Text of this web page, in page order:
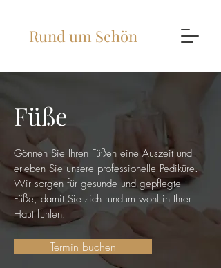
Rund um Schön
Füße
Gönnen Sie Ihren Füßen eine Auszeit und
erleben Sie unsere professionelle Pediküre.
Wir sorgen für gesunde und gepflegte
Füße, damit Sie sich rundum wohl in Ihrer
Haut fühlen.
Termin buchen